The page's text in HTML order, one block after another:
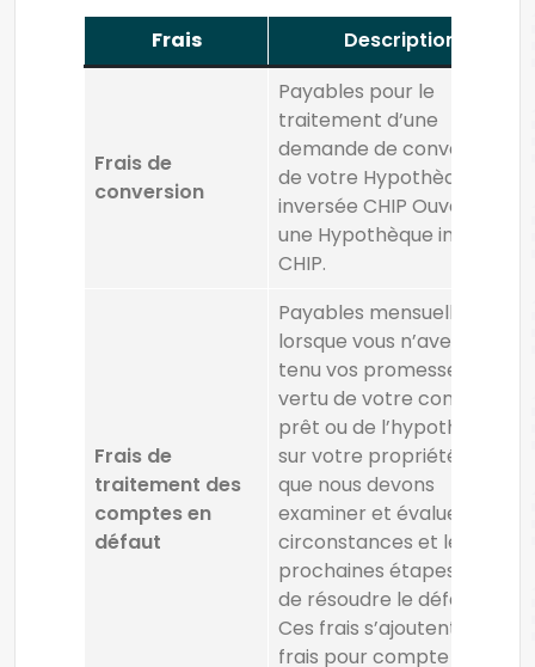
Frais Description
Frais de
conversion
Payables pour le
traitement d’une
demande de conversion
de votre Hypothèque
inversée CHIP Ouvert en
une Hypothèque inversée
CHIP.
Frais de
traitement des
comptes en
défaut
Payables mensuellement
lorsque vous n’avez pas
tenu vos promesses en
vertu de votre contrat de
prêt ou de l’hypothèque
sur votre propriété, et
que nous devons
examiner et évaluer les
circonstances et les
prochaines étapes en vue
de résoudre le défaut.
Ces frais s’ajoutent aux
frais pour compte en